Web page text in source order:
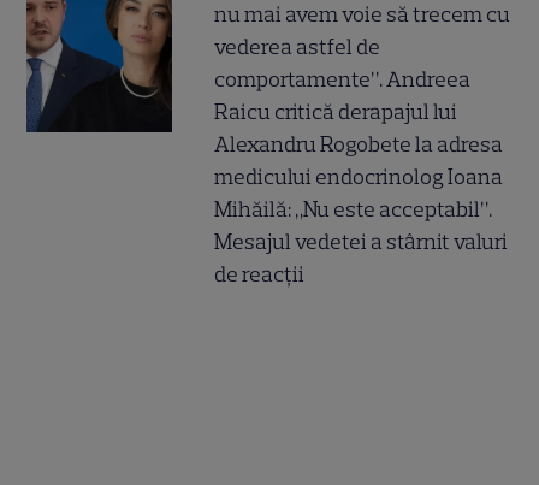
nu mai avem voie să trecem cu
vederea astfel de
comportamente”. Andreea
Raicu critică derapajul lui
Alexandru Rogobete la adresa
medicului endocrinolog Ioana
Mihăilă: „Nu este acceptabil”.
Mesajul vedetei a stârnit valuri
de reacții